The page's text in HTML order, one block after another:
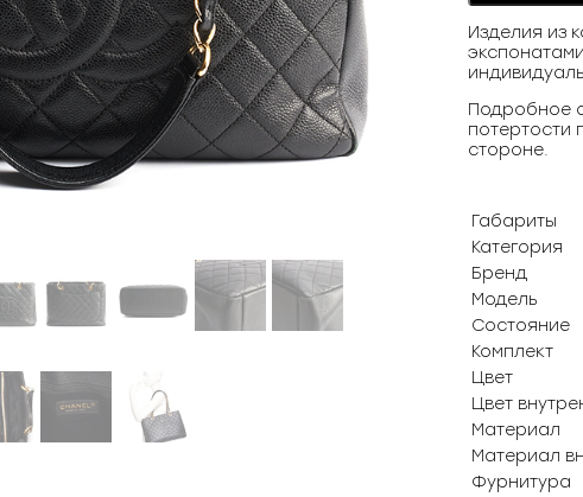
Изделия из
Подробное
потертости
стороне.
Габариты
Категория
Бренд
Модель
Состояние
Комплект
Цвет
Цвет
Материал
Материал
Фурнитура